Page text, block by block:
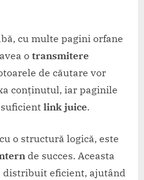
cu multe pagini orfane
otransmitere
de căutare vor
conținutul, iar paginile
link juice.
o structură logică, este
de succes. Aceasta
distribuit eficient, ajutând